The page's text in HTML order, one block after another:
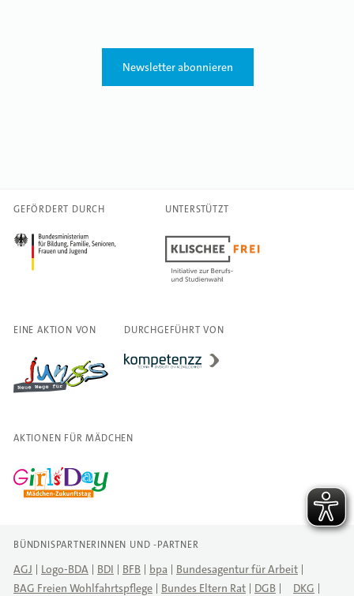
Newsletter abonnieren
GEFÖRDERT DURCH UNTERSTÜTZT
EINE AKTION VON DURCHGEFÜHRT VON
AKTIONEN FÜR MÄDCHEN
BÜNDNISPARTNERINNEN UND -PARTNER
AGJ Logo-BDA BDI BFB bpa
Bundesagentur für Arbeit
BAG Freien Wohlfahrtspflege
Bundes Eltern Rat DGB DKG